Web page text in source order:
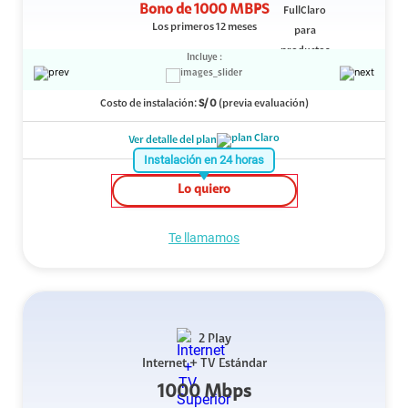
Bono de1000 MBPS
Los primeros 12 meses
Incluye :
Costo de instalación: S/0(previa evaluación)
Ver detalle del plan
Instalación en 24 horas
Lo quiero
Te llamamos
2 Play
Internet + TV Estándar
1000 Mbps